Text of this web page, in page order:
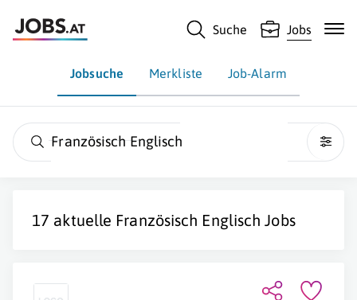
Suche Jobs
Jobsuche Merkliste Job-Alarm
Französisch Englisch
17 aktuelle Französisch Englisch Jobs